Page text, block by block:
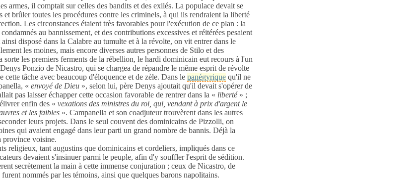
armes, il comptait sur celles des bandits et des exilés. La populace devait se
et brûler toutes les procédures contre les criminels, à qui ils rendraient la liberté
Les circonstances étaient très favorables pour l'exécution de ce plan : la
au bannissement, et des contributions excessives et réitérées pesaient
disposé dans la Calabre au tumulte et à la révolte, on vit entrer dans le
les moines, mais encore diverses autres personnes de Stilo et des
sorte les premiers ferments de la rébellion, le hardi dominicain eut recours à l'un
Ponzio de Nicastro, qui se chargea de répandre le même esprit de révolte
cette tâche avec beaucoup d'éloquence et de zèle. Dans le panégyrique qu'il ne
« envoyé de Dieu », selon lui, père Denys ajoutait qu'il devait s'opérer de
pas laisser échapper cette occasion favorable de rentrer dans la « liberté» ;
enfin des « vexations des ministres du roi, qui, vendant à prix d'argent le
et les faibles ». Campanella et son coadjuteur trouvèrent dans les autres
leurs projets. Dans le seul couvent des dominicains de Pizzolli, on
qui avaient engagé dans leur parti un grand nombre de bannis. Déjà la
province voisine.
religieux, tant augustins que dominicains et cordeliers, impliqués dans ce
devaient s'insinuer parmi le peuple, afin d'y souffler l'esprit de sédition.
secrètement la main à cette immense conjuration ; ceux de Nicastro, de
nommés par les témoins, ainsi que quelques barons napolitains.